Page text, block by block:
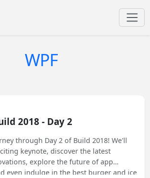
WPF
WPF
2018 - Day 2
through Day 2 of Build 2018! We'll
keynote, discover the latest
explore the future of app
even indulge in the best burger and ice